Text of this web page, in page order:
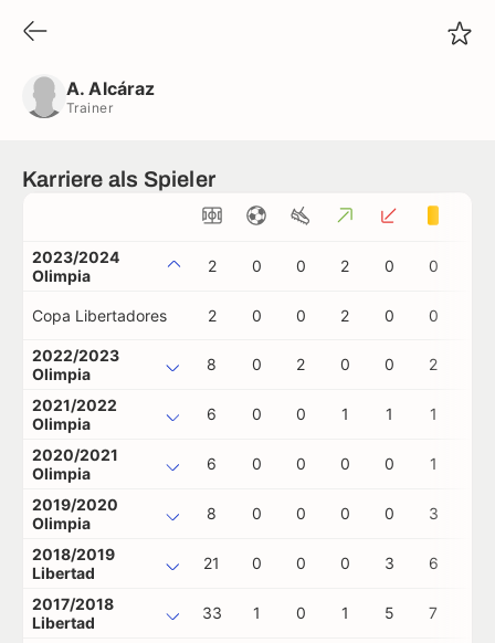
A. Alcáraz
Trainer
Karriere als Spieler
2023/2024
Olimpia
2 0 0 2 0 0
Copa Libertadores 2 0 0 2 0 0
2022/2023
Olimpia
8 0 2 0 0 2
2021/2022
Olimpia
6 0 0 1 1 1
2020/2021
Olimpia
6 0 0 0 0 1
2019/2020
Olimpia
8 0 0 0 0 3
2018/2019
Libertad
21 0 0 0 3 6
2017/2018
Libertad
33 1 0 1 5 7